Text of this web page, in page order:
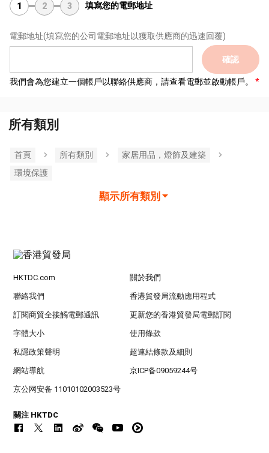
1 2 3 填寫您的電郵地址
電郵地址(填寫您的公司電郵地址以獲取供應商的迅速回覆)
確認
我們會為您建立一個帳戶以聯絡供應商，請查看電郵並啟動帳戶。
所有類別
首頁 所有類別
家居用品，燈飾及建築
環境保護
顯示所有類別
HKTDC.com 關於我們
聯絡我們 香港貿發局流動應用程式
訂閱商貿全接觸電郵通訊 更新您的香港貿發局電郵訂閱
字體大小 使用條款
私隱政策聲明 超連結條款及細則
網站導航 京ICP备09059244号
京公网安备 11010102003523号
關注 HKTDC